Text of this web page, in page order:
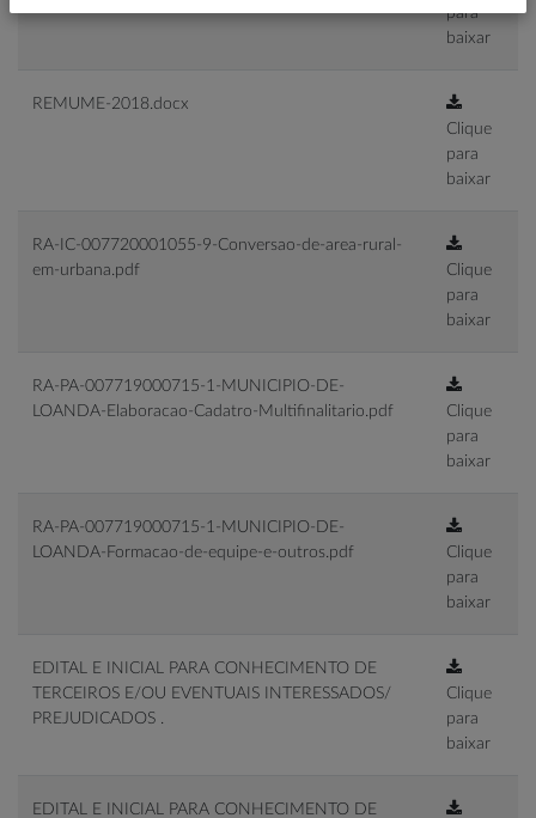
para
baixar
REMUME-2018.docx
Clique
para
baixar
RA-IC-007720001055-9-Conversao-de-area-rural-
em-urbana.pdf
Clique
para
baixar
RA-PA-007719000715-1-MUNICIPIO-DE-
LOANDA-Elaboracao-Cadatro-Multifinalitario.pdf
Clique
para
baixar
RA-PA-007719000715-1-MUNICIPIO-DE-
LOANDA-Formacao-de-equipe-e-outros.pdf
Clique
para
baixar
EDITAL E INICIAL PARA CONHECIMENTO DE
TERCEIROS E/OU EVENTUAIS INTERESSADOS/
PREJUDICADOS .
Clique
para
baixar
EDITAL E INICIAL PARA CONHECIMENTO DE